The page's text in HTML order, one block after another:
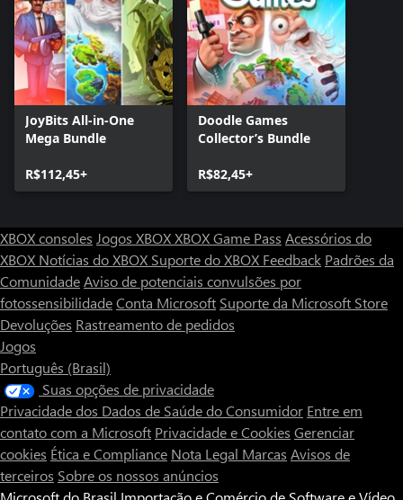
JoyBits All-in-One
Mega Bundle
R$112,45+
Doodle Games
Collector’s Bundle
R$82,45+
XBOX consoles Jogos XBOXXBOX Game Pass Acessórios do
XBOX Notícias do XBOX Suporte do XBOX Feedback Padrões da
ComunidadeAviso de potenciais convulsões por
fotossensibilidadeConta Microsoft Suporte da Microsoft Store
Devoluções Rastreamento de pedidos
Jogos
Português (Brasil)
Suas opções de privacidade
Privacidade dos Dados de Saúde do Consumidor Entre em
contato com a Microsoft Privacidade e Cookies Gerenciar
cookies Ética e Compliance Nota Legal Marcas Avisos de
terceiros Sobre os nossos anúncios